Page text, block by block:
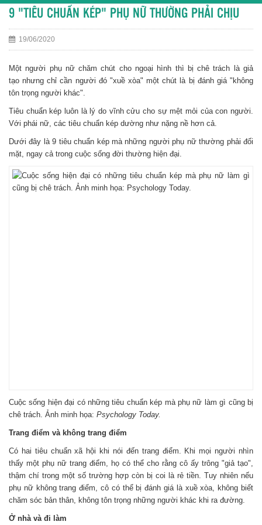
9 "TIÊU CHUẨN KÉP" PHỤ NỮ THƯỜNG PHẢI CHỊU
19/06/2020
Một người phụ nữ chăm chút cho ngoại hình thì bị chê trách là giả
tạo nhưng chỉ cần người đó "xuề xòa" một chút là bị đánh giá "không
tôn trọng người khác".
Tiêu chuẩn kép luôn là lý do vĩnh cửu cho sự mệt mỏi của con người.
Với phái nữ, các tiêu chuẩn kép dường như nặng nề hơn cả.
Dưới đây là 9 tiêu chuẩn kép mà những người phụ nữ thường phải đối
mặt, ngay cả trong cuộc sống đời thường hiện đại.
Cuộc sống hiện đại có những tiêu chuẩn kép mà phụ nữ làm gì cũng bị
chê trách. Ảnh minh họa: Psychology Today.
Trang điểm và không trang điểm
Có hai tiêu chuẩn xã hội khi nói đến trang điểm. Khi mọi người nhìn
thấy một phụ nữ trang điểm, họ có thể cho rằng cô ấy trông "giả tạo",
thậm chí trong một số trường hợp còn bị coi là rẻ tiền. Tuy nhiên nếu
phụ nữ không trang điểm, cô có thể bị đánh giá là xuề xòa, không biết
chăm sóc bản thân, không tôn trọng những người khác khi ra đường.
Ở nhà và đi làm